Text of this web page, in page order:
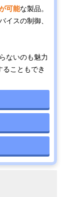
可能な製品。
イスの制御、
ないのも魅力
こともでき